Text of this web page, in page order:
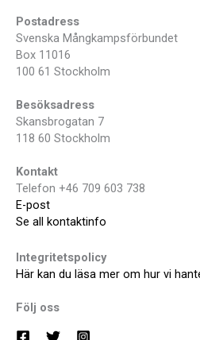
Postadress
Svenska Mångkampsförbundet
Box 11016
100 61 Stockholm
Besöksadress
Skansbrogatan 7
118 60 Stockholm
Kontakt
Telefon +46 709 603 738
E-post
Se all kontaktinfo
Integritetspolicy
Här kan du läsa mer om hur vi
Följ oss